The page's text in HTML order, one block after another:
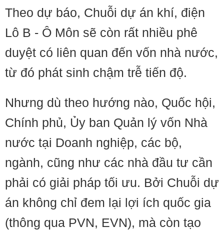
Theo dự báo, Chuỗi dự án khí, điện
Lô B - Ô Môn sẽ còn rất nhiều phê
duyệt có liên quan đến vốn nhà nước,
từ đó phát sinh chậm trễ tiến độ.
Nhưng dù theo hướng nào, Quốc hội,
Chính phủ, Ủy ban Quản lý vốn Nhà
nước tại Doanh nghiệp, các bộ,
ngành, cũng như các nhà đầu tư cần
phải có giải pháp tối ưu. Bởi Chuỗi dự
án không chỉ đem lại lợi ích quốc gia
(thông qua PVN, EVN), mà còn tạo